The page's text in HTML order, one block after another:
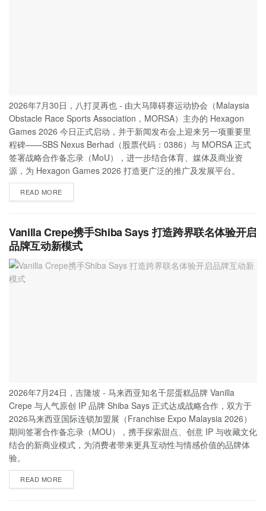
2026年7月30日，八打灵再也 - 由大马障碍赛运动协会（Malaysia
Obstacle Race Sports Association，MORSA）主办的 Hexagon
Games 2026 今日正式启动，并于新闻发布会上迎来另一项重要里
程碑——SBS Nexus Berhad（股票代码：0386）与 MORSA 正式
签署战略合作备忘录（MoU），进一步结合体育、媒体及商业资
源，为 Hexagon Games 2026 打造更广泛的推广及发展平台。
READ MORE
Vanilla Crepe携手Shiba Says 打造跨界联名体验开启
品牌互动新模式
2026年7月24日，吉隆坡 - 马来西亚知名千层蛋糕品牌 Vanilla
Crepe 与人气原创 IP 品牌 Shiba Says 正式达成战略合作，双方于
2026马来西亚国际连锁加盟展（Franchise Expo Malaysia 2026）
期间签署合作备忘录（MOU），携手探索甜点、创意 IP 与收藏文化
结合的新商业模式，为消费者带来更具互动性与情感价值的品牌体
验。
READ MORE